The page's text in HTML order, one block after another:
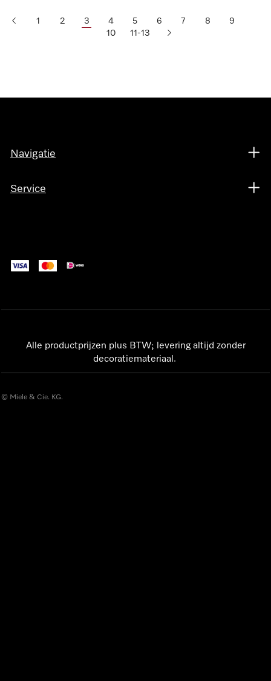
1 2 3 4 5 6 7 8
9
10
11-13
Navigatie
Service
Alle productprijzen plus BTW; levering altijd zonder
decoratiemateriaal.
© Miele & Cie. KG.